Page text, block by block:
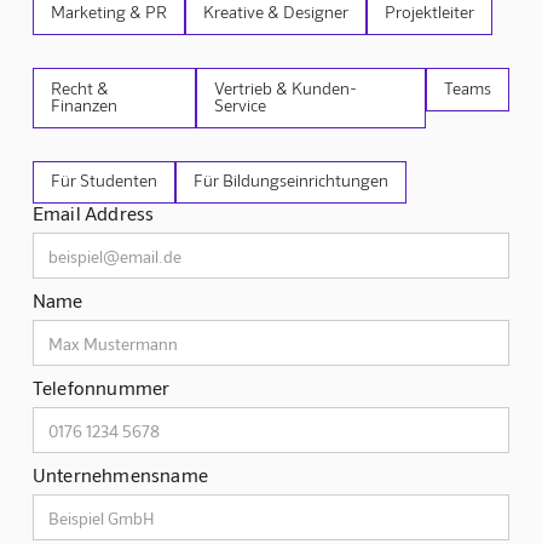
Marketing & PR Kreative & Designer Projektleiter
Recht &
Finanzen
Vertrieb & Kunden-
Service
Teams
Für Studenten Für Bildungseinrichtungen
Email Address
Name
Telefonnummer
Unternehmensname